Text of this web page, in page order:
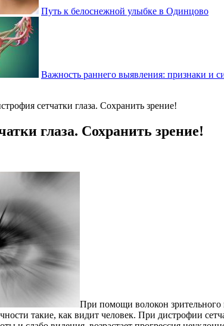
Путь к белоснежной улыбке в Одинцово
Важность раннего выявления: признаки и
сетчатки глаза. Сохранить зрение!
глаза. Сохранить зрение!
При помощи волокон зрительного
такие, как видит человек. При дистрофии